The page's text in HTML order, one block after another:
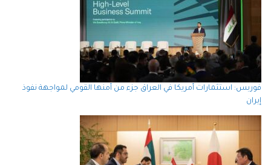
فوربس: استثمارات أمريكا في العراق جزء من أمنها القومي لمواجهة نفوذ
إيران